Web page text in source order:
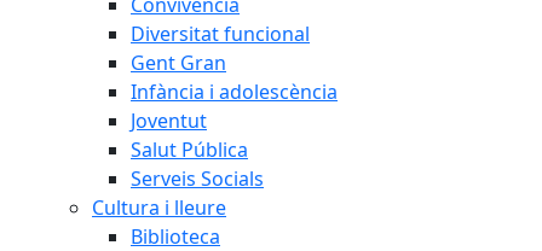
Diversitat funcional
Gent Gran
Infància i adolescència
Joventut
Salut Pública
Serveis Socials
Cultura i lleure
Biblioteca